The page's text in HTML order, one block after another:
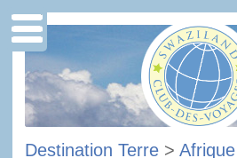
Destination Terre > Afrique